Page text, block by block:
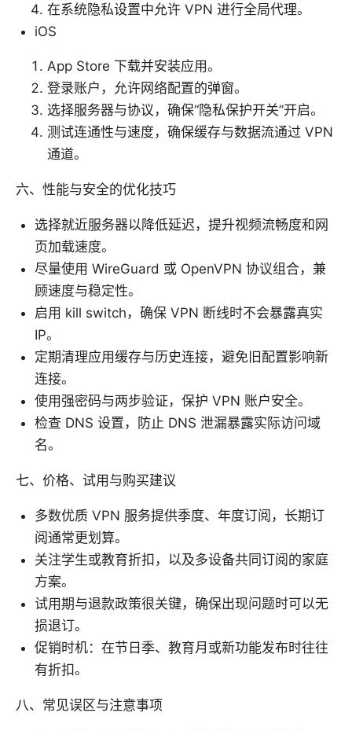
在系统隐私设置中允许 VPN 进行全局代理。
iOS
App Store 下载并安装应用。
登录账户，允许网络配置的弹窗。
选择服务器与协议，确保“隐私保护开关”开启。
测试连通性与速度，确保缓存与数据流通过 VPN
通道。
六、性能与安全的优化技巧
选择就近服务器以降低延迟，提升视频流畅度和网
页加载速度。
尽量使用 WireGuard 或 OpenVPN 协议组合，兼
顾速度与稳定性。
启用 kill switch，确保 VPN 断线时不会暴露真实
IP。
定期清理应用缓存与历史连接，避免旧配置影响新
连接。
使用强密码与两步验证，保护 VPN 账户安全。
检查 DNS 设置，防止 DNS 泄漏暴露实际访问域
名。
七、价格、试用与购买建议
多数优质 VPN 服务提供季度、年度订阅，长期订
阅通常更划算。
关注学生或教育折扣，以及多设备共同订阅的家庭
方案。
试用期与退款政策很关键，确保出现问题时可以无
损退订。
促销时机：在节日季、教育月或新功能发布时往往
有折扣。
八、常见误区与注意事项